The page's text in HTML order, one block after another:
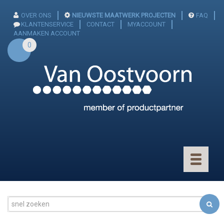
OVER ONS NIEUWSTE MAATWERK PROJECTEN
FAQ
KLANTENSERVICE
CONTACT
MYACCOUNT
AANMAKEN ACCOUNT
0
Toggle